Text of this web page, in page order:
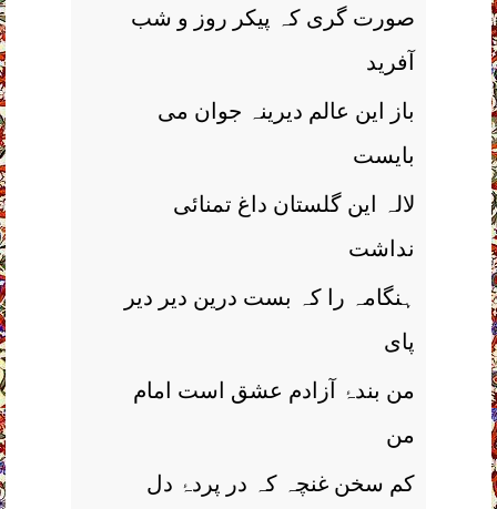
صورت گری کہ پیکر روز و شب
آفرید
باز این عالم دیرینہ جوان می
بایست
لالہ این گلستان داغ تمنائی
نداشت
ہنگامہ را کہ بست درین دیر دیر
پای
من بندۂ آزادم عشق است امام
من
کم سخن غنچہ کہ در پردۂ دل